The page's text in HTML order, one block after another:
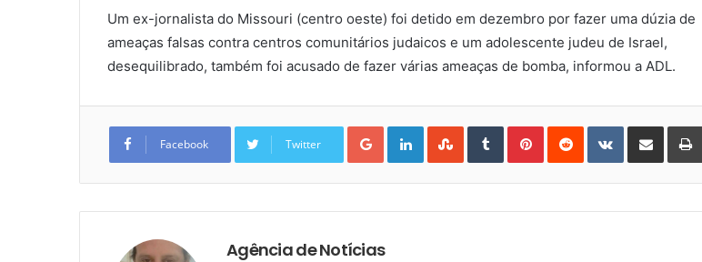
Um ex-jornalista do Missouri (centro oeste) foi detido em dezembro por fazer uma dúzia de
ameaças falsas contra centros comunitários judaicos e um adolescente judeu de Israel,
desequilibrado, também foi acusado de fazer várias ameaças de bomba, informou a ADL.
Facebook Twitter
Google+LinkedInStumbleUpon
TumblrPinterestReddit VKontakteShare
Email
Agência de Notícias